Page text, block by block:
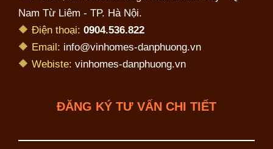
Nam Từ Liêm - TP. Hà Nội.
🔶 Điện thoại: 0904.536.822
🔶 Email: info@vinhomes-danphuong.vn
🔶 Webiste: vinhomes-danphuong.vn
ĐĂNG KÝ TƯ VẤN CHI TIẾT